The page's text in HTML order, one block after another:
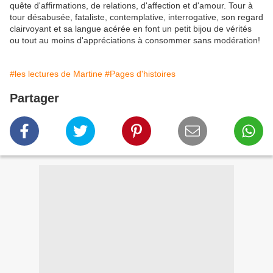
quête d'affirmations, de relations, d'affection et d'amour. Tour à
tour désabusée, fataliste, contemplative, interrogative, son regard
clairvoyant et sa langue acérée en font un petit bijou de vérités
ou tout au moins d'appréciations à consommer sans modération!
#les lectures de Martine #Pages d'histoires
Partager